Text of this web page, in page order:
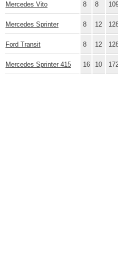
Mercedes Vito 8 8
Mercedes Sprinter 8 12
Ford Transit 8 12
Mercedes Sprinter 415 16 10